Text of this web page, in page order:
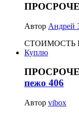
Автор Андрей
СТОИМОСТЬ
Куплю
пежо 406
Автор vibox